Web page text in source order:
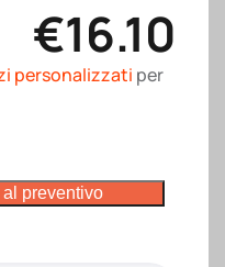
€16.10
personalizzati per
preventivo